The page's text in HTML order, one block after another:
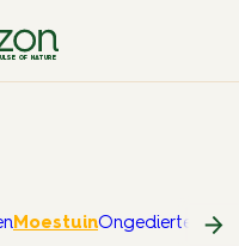
OF NATURE
MoestuinOngedierte in